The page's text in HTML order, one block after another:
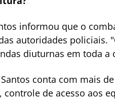
informou que o
autoridades policiais.
diuturnas em toda
conta com mais
controle de acesso aos